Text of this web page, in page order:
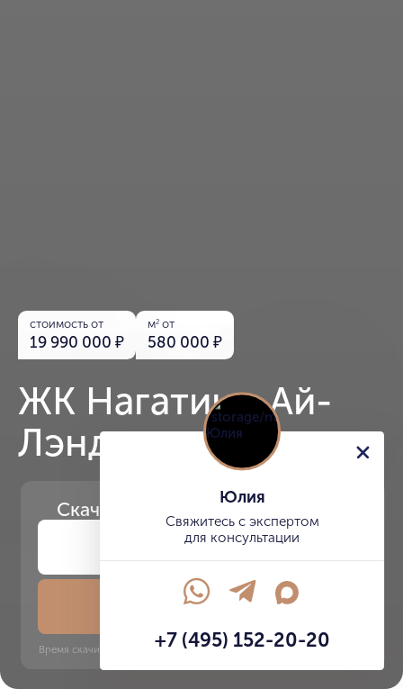
стоимость от
19 990 000₽
м2 от
580 000₽
ЖК Нагатино Ай-
Лэнд
Скачайте презентацию проекта
Скачать презентацию
Время скачивания: 6 секунд | PDF, 13 MB | Обновлён 3 июня 2022
Юлия
Свяжитесь с экспертом
для консультации
+7 (495) 152-20-20